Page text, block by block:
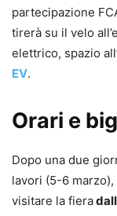
partecipazione
tirerà su il velo
elettrico, spazio
EV.
Orari e
Dopo una due
lavori (5-6
visitare la fiera